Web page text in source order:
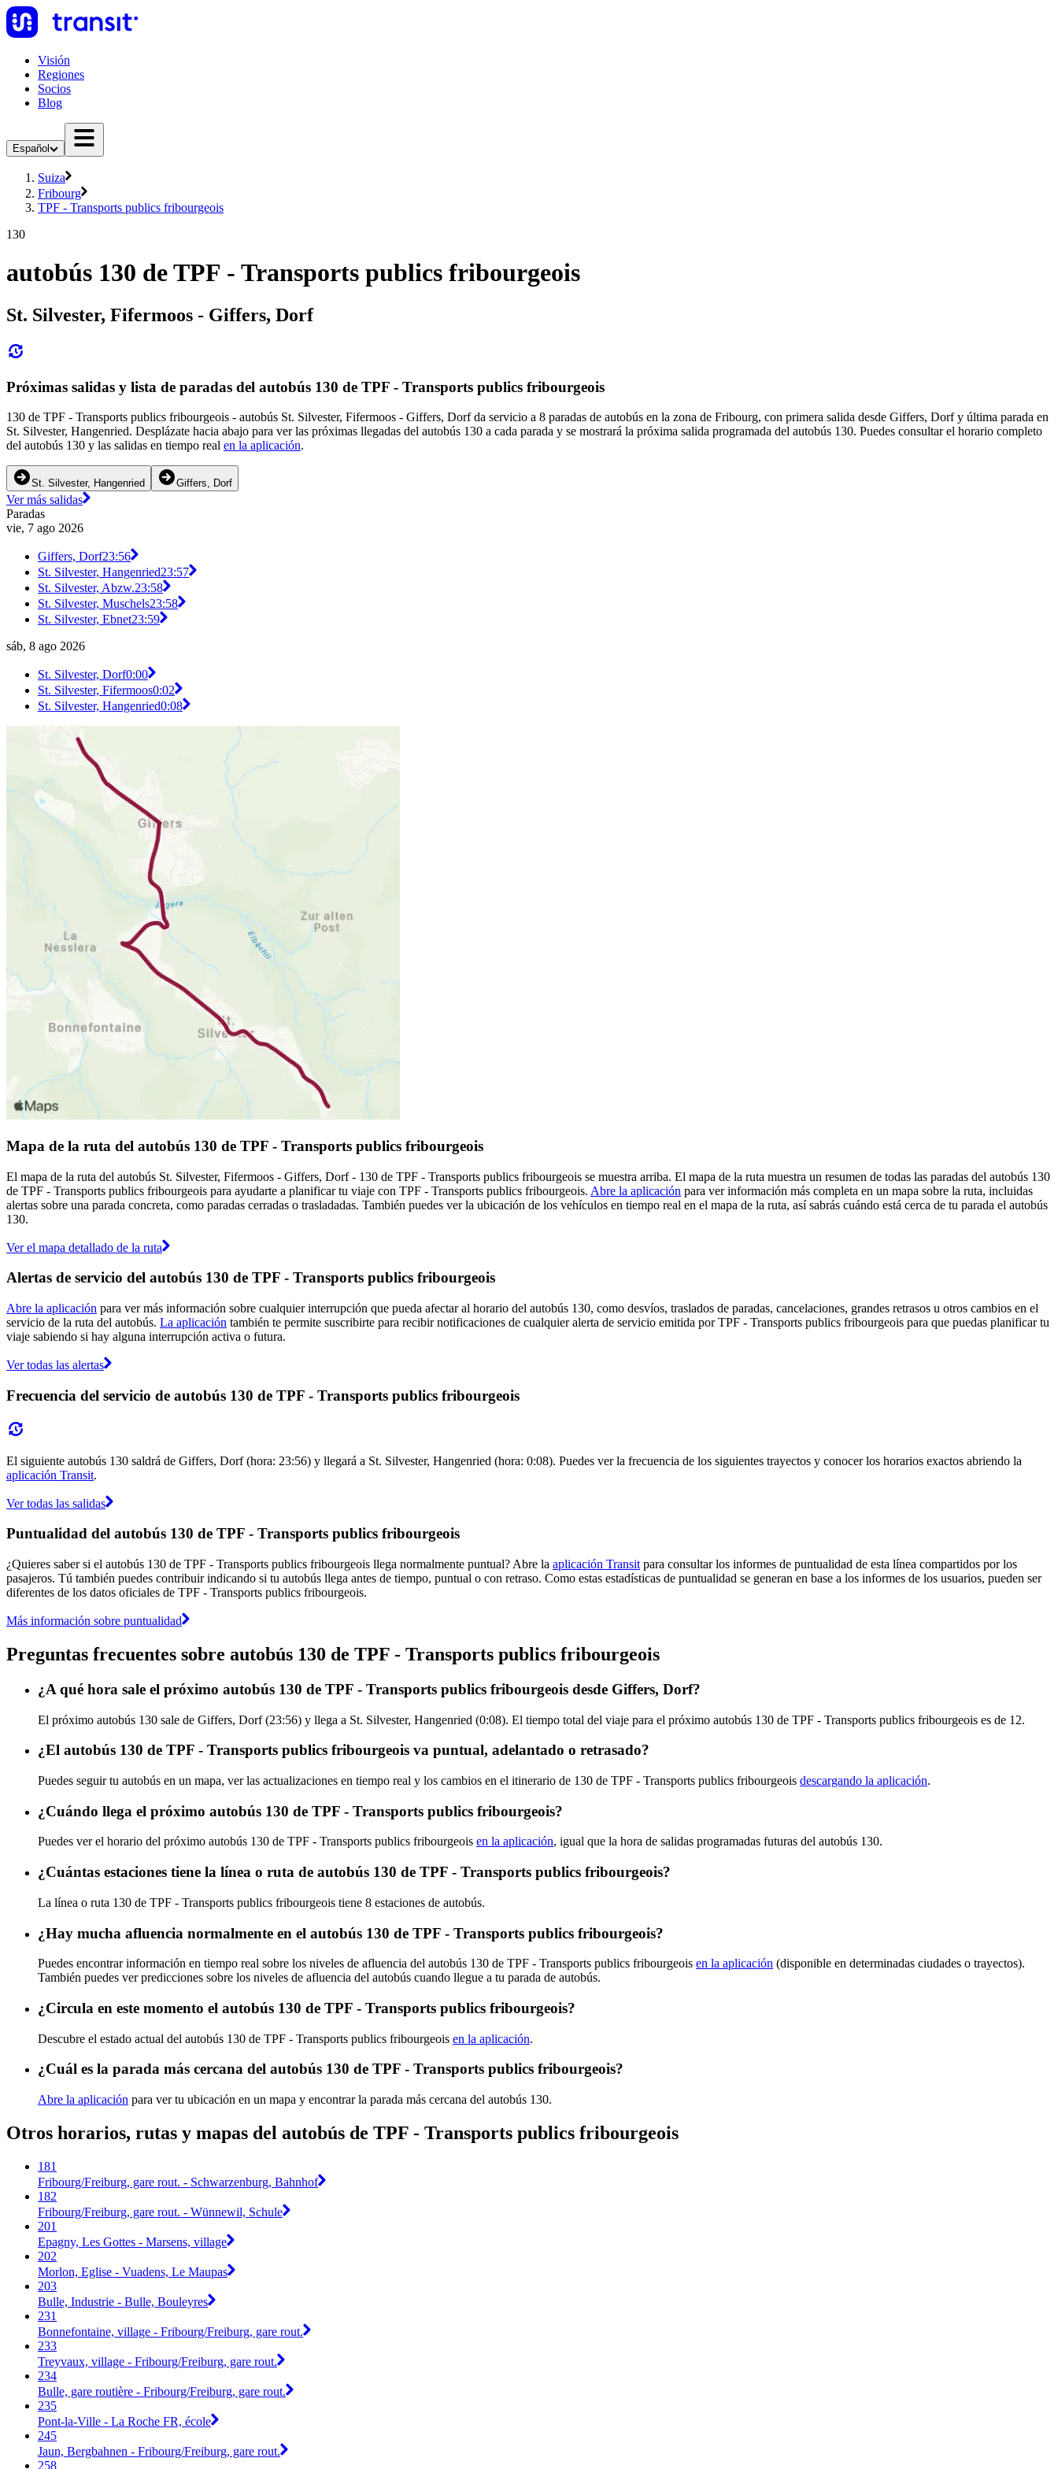
Visión
Regiones
Socios
Blog
Español
Suiza
Fribourg
TPF - Transports publics fribourgeois
130
autobús 130 de TPF - Transports publics fribourgeois
St. Silvester, Fifermoos - Giffers, Dorf
Próximas salidas y lista de paradas del autobús 130 de TPF - Transports publics fribourgeois
130 de TPF - Transports publics fribourgeois - autobús St. Silvester, Fifermoos - Giffers, Dorf da servicio a 8 paradas de autobús en la zona de Fribourg, con primera salida desde Giffers, Dorf y última parada en
St. Silvester, Hangenried. Desplázate hacia abajo para ver las próximas llegadas del autobús 130 a cada parada y se mostrará la próxima salida programada del autobús 130. Puedes consultar el horario completo
del autobús 130 y las salidas en tiempo real en la aplicación.
St. Silvester, Hangenried Giffers, Dorf
Ver más salidas
Paradas
vie, 7 ago 2026
Giffers, Dorf23:56
St. Silvester, Hangenried23:57
St. Silvester, Abzw.23:58
St. Silvester, Muschels23:58
St. Silvester, Ebnet23:59
sáb, 8 ago 2026
St. Silvester, Dorf0:00
St. Silvester, Fifermoos0:02
St. Silvester, Hangenried0:08
Mapa de la ruta del autobús 130 de TPF - Transports publics fribourgeois
El mapa de la ruta del autobús St. Silvester, Fifermoos - Giffers, Dorf - 130 de TPF - Transports publics fribourgeois se muestra arriba. El mapa de la ruta muestra un resumen de todas las paradas del autobús 130
de TPF - Transports publics fribourgeois para ayudarte a planificar tu viaje con TPF - Transports publics fribourgeois. Abre la aplicación para ver información más completa en un mapa sobre la ruta, incluidas
alertas sobre una parada concreta, como paradas cerradas o trasladadas. También puedes ver la ubicación de los vehículos en tiempo real en el mapa de la ruta, así sabrás cuándo está cerca de tu parada el autobús
130.
Ver el mapa detallado de la ruta
Alertas de servicio del autobús 130 de TPF - Transports publics fribourgeois
Abre la aplicación para ver más información sobre cualquier interrupción que pueda afectar al horario del autobús 130, como desvíos, traslados de paradas, cancelaciones, grandes retrasos u otros cambios en el
servicio de la ruta del autobús. La aplicación también te permite suscribirte para recibir notificaciones de cualquier alerta de servicio emitida por TPF - Transports publics fribourgeois para que puedas planificar tu
viaje sabiendo si hay alguna interrupción activa o futura.
Ver todas las alertas
Frecuencia del servicio de autobús 130 de TPF - Transports publics fribourgeois
El siguiente autobús 130 saldrá de Giffers, Dorf (hora: 23:56) y llegará a St. Silvester, Hangenried (hora: 0:08). Puedes ver la frecuencia de los siguientes trayectos y conocer los horarios exactos abriendo la
aplicación Transit.
Ver todas las salidas
Puntualidad del autobús 130 de TPF - Transports publics fribourgeois
¿Quieres saber si el autobús 130 de TPF - Transports publics fribourgeois llega normalmente puntual? Abre la aplicación Transit para consultar los informes de puntualidad de esta línea compartidos por los
pasajeros. Tú también puedes contribuir indicando si tu autobús llega antes de tiempo, puntual o con retraso. Como estas estadísticas de puntualidad se generan en base a los informes de los usuarios, pueden ser
diferentes de los datos oficiales de TPF - Transports publics fribourgeois.
Más información sobre puntualidad
Preguntas frecuentes sobre autobús 130 de TPF - Transports publics fribourgeois
¿A qué hora sale el próximo autobús 130 de TPF - Transports publics fribourgeois desde Giffers, Dorf?
El próximo autobús 130 sale de Giffers, Dorf (23:56) y llega a St. Silvester, Hangenried (0:08). El tiempo total del viaje para el próximo autobús 130 de TPF - Transports publics fribourgeois es de 12.
¿El autobús 130 de TPF - Transports publics fribourgeois va puntual, adelantado o retrasado?
Puedes seguir tu autobús en un mapa, ver las actualizaciones en tiempo real y los cambios en el itinerario de 130 de TPF - Transports publics fribourgeois descargando la aplicación.
¿Cuándo llega el próximo autobús 130 de TPF - Transports publics fribourgeois?
Puedes ver el horario del próximo autobús 130 de TPF - Transports publics fribourgeois en la aplicación, igual que la hora de salidas programadas futuras del autobús 130.
¿Cuántas estaciones tiene la línea o ruta de autobús 130 de TPF - Transports publics fribourgeois?
La línea o ruta 130 de TPF - Transports publics fribourgeois tiene 8 estaciones de autobús.
¿Hay mucha afluencia normalmente en el autobús 130 de TPF - Transports publics fribourgeois?
Puedes encontrar información en tiempo real sobre los niveles de afluencia del autobús 130 de TPF - Transports publics fribourgeois en la aplicación (disponible en determinadas ciudades o trayectos).
También puedes ver predicciones sobre los niveles de afluencia del autobús cuando llegue a tu parada de autobús.
¿Circula en este momento el autobús 130 de TPF - Transports publics fribourgeois?
Descubre el estado actual del autobús 130 de TPF - Transports publics fribourgeois en la aplicación.
¿Cuál es la parada más cercana del autobús 130 de TPF - Transports publics fribourgeois?
Abre la aplicación para ver tu ubicación en un mapa y encontrar la parada más cercana del autobús 130.
Otros horarios, rutas y mapas del autobús de TPF - Transports publics fribourgeois
181
Fribourg/Freiburg, gare rout. - Schwarzenburg, Bahnhof
182
Fribourg/Freiburg, gare rout. - Wünnewil, Schule
201
Epagny, Les Gottes - Marsens, village
202
Morlon, Eglise - Vuadens, Le Maupas
203
Bulle, Industrie - Bulle, Bouleyres
231
Bonnefontaine, village - Fribourg/Freiburg, gare rout.
233
Treyvaux, village - Fribourg/Freiburg, gare rout.
234
Bulle, gare routière - Fribourg/Freiburg, gare rout.
235
Pont-la-Ville - La Roche FR, école
245
Jaun, Bergbahnen - Fribourg/Freiburg, gare rout.
258